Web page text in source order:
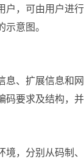
户，可由用户进
意图。
息、扩展信息和
码要求及结构，
境，分别从码制